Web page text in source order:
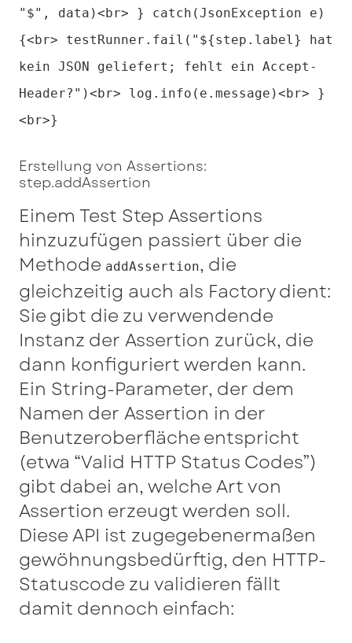
"$", data)<br> } catch(JsonException e)
{<br> testRunner.fail("${step.label} hat
kein JSON geliefert; fehlt ein Accept-
Header?")<br> log.info(e.message)<br> }
<br>}
Erstellung von Assertions:
step.addAssertion
Einem Test Step Assertions
hinzuzufügen passiert über die
Methode addAssertion, die
gleichzeitig auch als Factory dient:
Sie gibt die zu verwendende
Instanz der Assertion zurück, die
dann konfiguriert werden kann.
Ein String-Parameter, der dem
Namen der Assertion in der
Benutzeroberfläche entspricht
(etwa “Valid HTTP Status Codes”)
gibt dabei an, welche Art von
Assertion erzeugt werden soll.
Diese API ist zugegebenermaßen
gewöhnungsbedürftig, den HTTP-
Statuscode zu validieren fällt
damit dennoch einfach: